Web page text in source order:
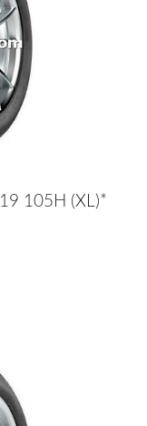
105H (XL)*